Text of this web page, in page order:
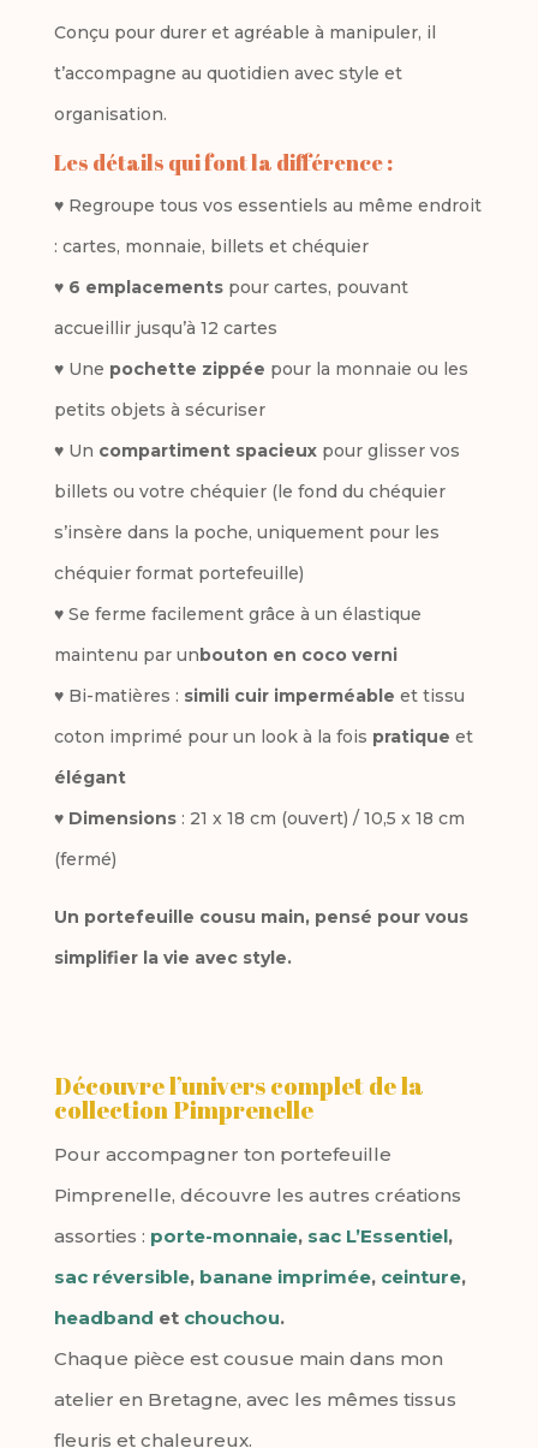
Conçu pour durer et agréable à manipuler, il
t’accompagne au quotidien avec style et
organisation.
Les détails qui font la différence :
♥ Regroupe tous vos essentiels au même endroit
: cartes, monnaie, billets et chéquier
♥ 6 emplacementspour cartes, pouvant
accueillir jusqu’à 12 cartes
♥ Une pochette zippée pour la monnaie ou les
petits objets à sécuriser
♥ Un compartiment spacieuxpour glisser vos
billets ou votre chéquier (le fond du chéquier
s’insère dans la poche, uniquement pour les
chéquier format portefeuille)
♥ Se ferme facilement grâce à un élastique
maintenu par unbouton en coco verni
♥ Bi-matières : simili cuir imperméable et tissu
coton imprimé pour un look à la fois pratique et
élégant
♥ Dimensions: 21 x 18 cm (ouvert) / 10,5 x 18 cm
(fermé)
Un portefeuille cousu main, pensé pour vous
simplifier la vie avec style.
Découvre l’univers complet de la
collection Pimprenelle
Pour accompagner ton portefeuille
Pimprenelle, découvre les autres créations
assorties : porte-monnaie, sac L’Essentiel,
sac réversible, banane imprimée, ceinture,
headband et chouchou.
Chaque pièce est cousue main dans mon
atelier en Bretagne, avec les mêmes tissus
fleuris et chaleureux.